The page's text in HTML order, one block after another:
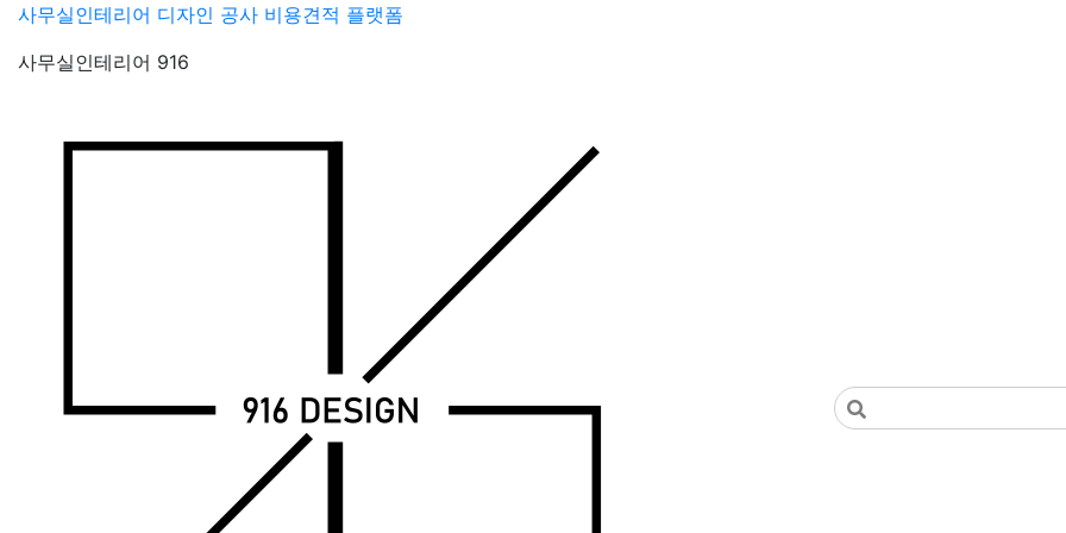
Skip
content
사무실인테리어 디자인 공사 비용견적 플랫폼
사무실인테리어 916